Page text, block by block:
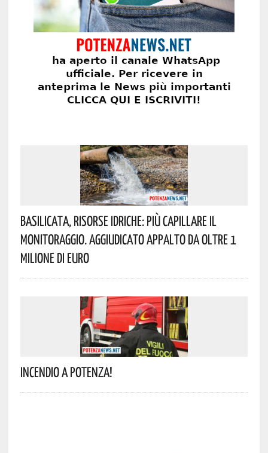
Basilicata, Risorse Idriche: Più Capillare Il
Monitoraggio. Aggiudicato Appalto Da Oltre 1
Milione Di Euro
Incendio A Potenza!